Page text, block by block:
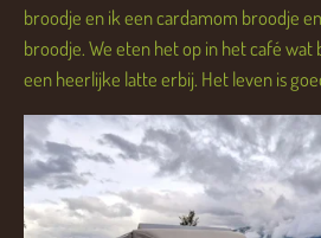
broodje en ik een cardamom broodje
broodje. We eten het op in het café
een heerlijke latte erbij. Het leven is